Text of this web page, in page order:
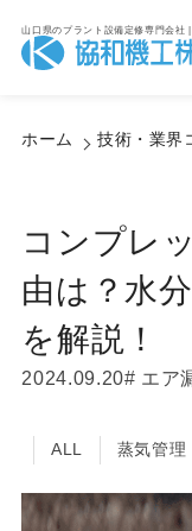
山口県のプラント設備定修専門会社
ホーム 技術・業界
コンプレ
由は？水
を解説！
2024.09.20 エア
ALL 蒸気管理